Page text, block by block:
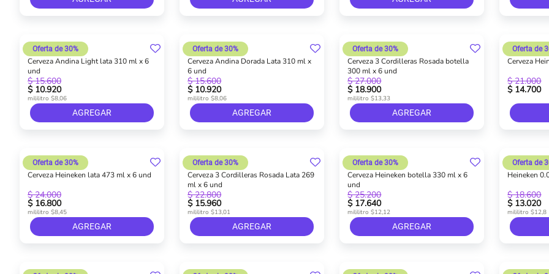
Cerveza Andina Light lata 310 ml x 6
und
$ 10.920
$ 15.600
Oferta de 30%
mililitro $8,06
AGREGAR
Cerveza Andina Dorada Lata 310 ml x
6 und
$ 10.920
$ 15.600
Oferta de 30%
mililitro $8,06
AGREGAR
Cerveza 3 Cordilleras Rosada botella
300 ml x 6 und
$ 18.900
$ 27.000
Oferta de 30%
mililitro $13,33
AGREGAR
Cerveza
$ 14.700
$ 21.000
Oferta de
Cerveza Heineken lata 473 ml x 6 und
$ 16.800
$ 24.000
Oferta de 30%
mililitro $8,45
AGREGAR
Cerveza 3 Cordilleras Rosada Lata 269
ml x 6 und
$ 15.960
$ 22.800
Oferta de 30%
mililitro $13,01
AGREGAR
Cerveza Heineken botella 330 ml x 6
und
$ 17.640
$ 25.200
Oferta de 30%
mililitro $12,12
AGREGAR
Heineken
$ 13.020
$ 18.600
Oferta de
mililitro $12,8